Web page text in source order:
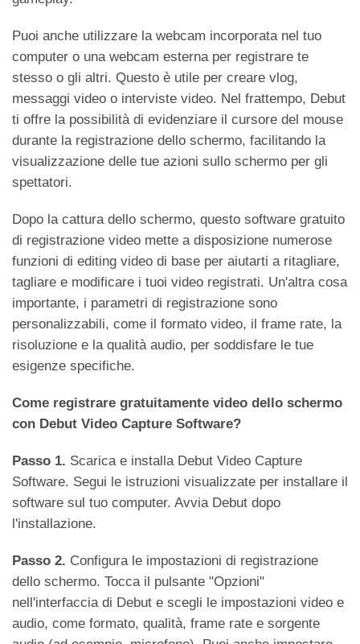
Puoi anche utilizzare la webcam incorporata nel tuo
computer o una webcam esterna per registrare te
stesso o gli altri. Questo è utile per creare vlog,
messaggi video o interviste video. Nel frattempo, Debut
ti offre la possibilità di evidenziare il cursore del mouse
durante la registrazione dello schermo, facilitando la
visualizzazione delle tue azioni sullo schermo per gli
spettatori.
Dopo la cattura dello schermo, questo software gratuito
di registrazione video mette a disposizione numerose
funzioni di editing video di base per aiutarti a ritagliare,
tagliare e modificare i tuoi video registrati. Un'altra cosa
importante, i parametri di registrazione sono
personalizzabili, come il formato video, il frame rate, la
risoluzione e la qualità audio, per soddisfare le tue
esigenze specifiche.
Come registrare gratuitamente video dello schermo
con Debut Video Capture Software?
Passo 1. Scarica e installa Debut Video Capture
Software. Segui le istruzioni visualizzate per installare il
software sul tuo computer. Avvia Debut dopo
l'installazione.
Passo 2. Configura le impostazioni di registrazione
dello schermo. Tocca il pulsante "Opzioni"
nell'interfaccia di Debut e scegli le impostazioni video e
audio, come formato, qualità, frame rate e sorgente